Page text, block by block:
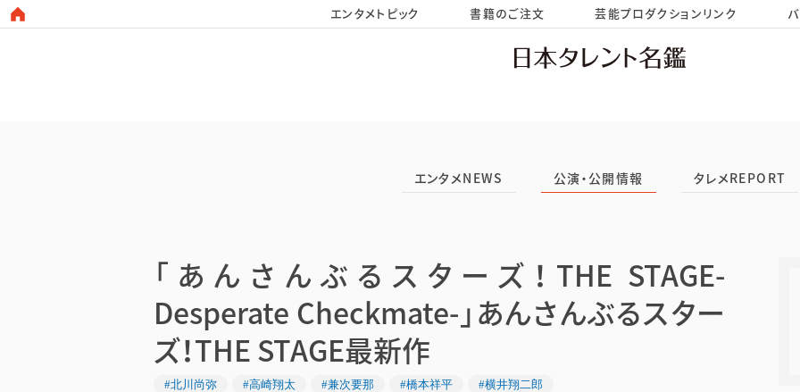
HOME お問い合わせ
エンタメトピック 書籍のご注文 芸能プロダクションリンク
エンタメNEWS 公演・公開情報 タレメREPORT
「あんさんぶるスターズ！THE STAGE-
Desperate Checkmate-」あんさんぶるスター
ズ！THE STAGE最新作
#北川尚弥 #高崎翔太 #兼次要那 #橋本祥平 #横井翔二郎